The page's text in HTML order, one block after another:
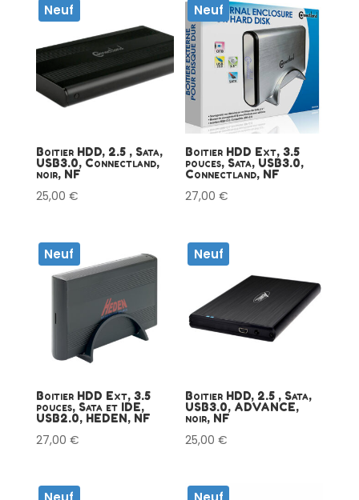
Neuf
Boitier HDD, 2.5 , Sata,
USB3.0, Connectland,
noir, NF
25,00 €
Neuf
Boitier HDD Ext, 3.5
pouces, Sata, USB3.0,
Connectland, NF
27,00€
Neuf
Boitier HDD Ext, 3.5
pouces, Sata et IDE,
USB2.0, HEDEN, NF
27,00 €
Neuf
Boitier HDD, 2.5 , Sata,
USB3.0, ADVANCE,
noir, NF
25,00€